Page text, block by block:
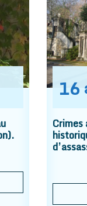
16
Crimes